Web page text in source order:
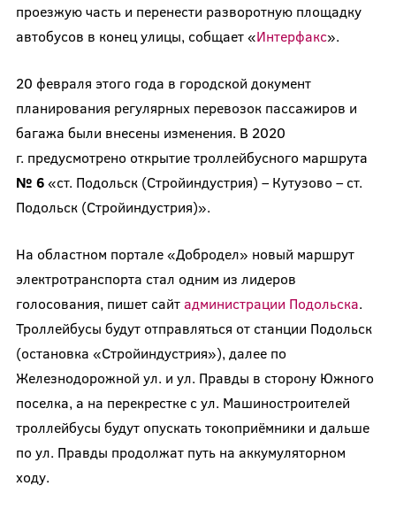
проезжую часть и перенести разворотную площадку
автобусов в конец улицы, собщает «Интерфакс».
20 февраля этого года в городской документ
планирования регулярных перевозок пассажиров и
багажа были внесены изменения. В 2020
г. предусмотрено открытие троллейбусного маршрута
№ 6«ст. Подольск (Стройиндустрия) – Кутузово – ст.
Подольск (Стройиндустрия)».
На областном портале «Добродел» новый маршрут
электротранспорта стал одним из лидеров
голосования, пишет сайтадминистрации Подольска.
Троллейбусы будут отправляться от станции Подольск
(остановка «Стройиндустрия»), далее по
Железнодорожной ул. и ул. Правды в сторону Южного
поселка, а на перекрестке с ул. Машиностроителей
троллейбусы будут опускать токоприёмники и дальше
по ул. Правды продолжат путь на аккумуляторном
ходу.